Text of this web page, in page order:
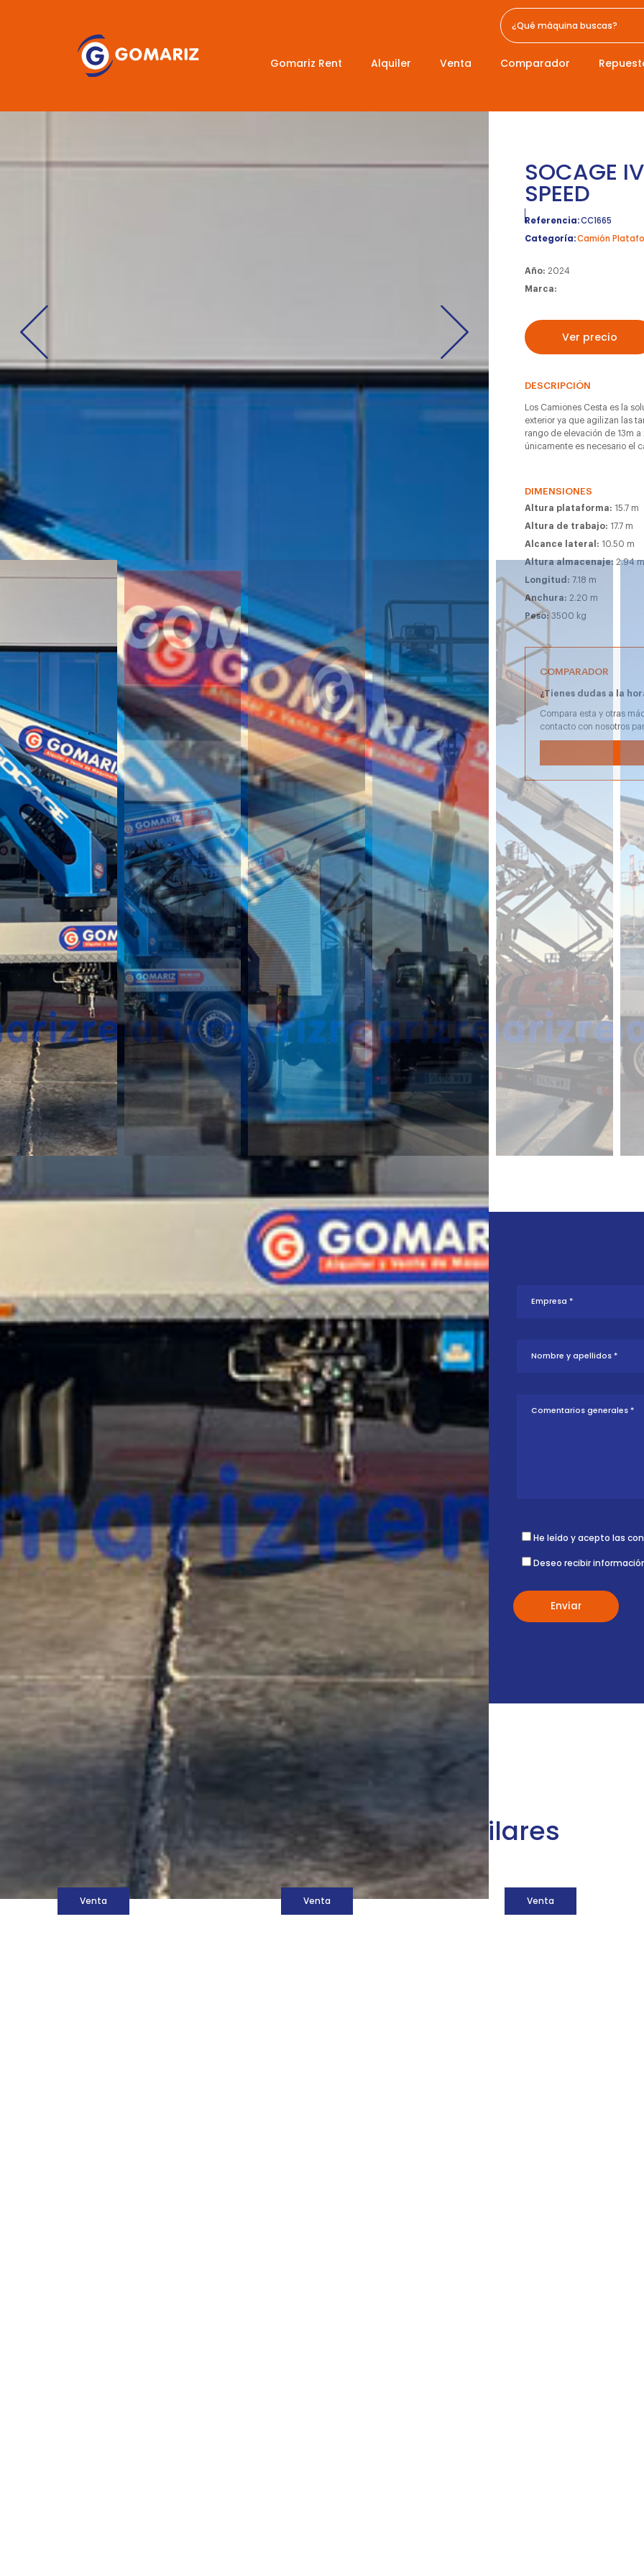
Gomariz Rent Alquiler Venta Comparador
SOCAGE
SPEED
Referencia:CC1665
Categoría:Camión
Año:2024
Marca:
Ver precio
DESCRIPCIÓN
Los Camiones Cesta es la
exterior ya que agilizan las
rango de elevación de 13m
únicamente es necesario el
DIMENSIONES
Altura plataforma: 15.7 m
Altura de trabajo: 17.7 m
Alcance lateral: 10.50 m
Altura almacenaje:2.94
Longitud: 7.18 m
Anchura:2.20 m
Peso:3500 kg
COMPARADOR
¿Tienes dudas a la
Compara esta y otras
contacto con nosotros
¿Te interesa
esta máquina?
Rellena este formulario y recibiremos tu solicitud sobre esta
máquina para ponernos en contacto directo contigo.
SOCAGE IVECO FORSTE 18T
He leído y acepto las
Deseo recibir
Máquinas similares
Venta Venta Venta